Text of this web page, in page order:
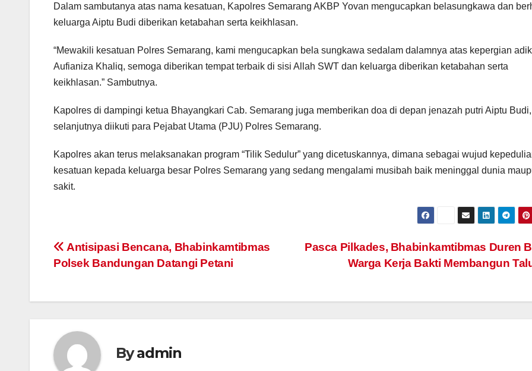
Dalam sambutanya atas nama kesatuan, Kapolres Semarang AKBP Yovan mengucapkan belasungkawa dan
keluarga Aiptu Budi diberikan ketabahan serta keikhlasan.
“Mewakili kesatuan Polres Semarang, kami mengucapkan bela sungkawa sedalam dalamnya atas kepergian adik
Aufianiza Khaliq, semoga diberikan tempat terbaik di sisi Allah SWT dan keluarga diberikan ketabahan serta
keikhlasan.” Sambutnya.
Kapolres di dampingi ketua Bhayangkari Cab. Semarang juga memberikan doa di depan jenazah putri Aiptu Budi,
selanjutnya diikuti para Pejabat Utama (PJU) Polres Semarang.
Kapolres akan terus melaksanakan program “Tilik Sedulur” yang dicetuskannya, dimana sebagai wujud
kesatuan kepada keluarga besar Polres Semarang yang sedang mengalami musibah baik meninggal dunia
sakit.
Post
navigation
Pasca Pilkades, Bhabinkamtibmas Duren
Warga Kerja Bakti Membangun
Antisipasi Bencana, Bhabinkamtibmas
Polsek Bandungan Datangi Petani
Byadmin